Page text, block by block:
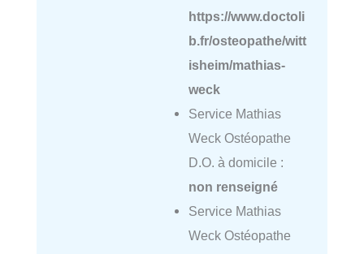
https://www.doctoli
b.fr/osteopathe/witt
isheim/mathias-
weck
Service Mathias
Weck Ostéopathe
D.O. à domicile :
non renseigné
Service Mathias
Weck Ostéopathe